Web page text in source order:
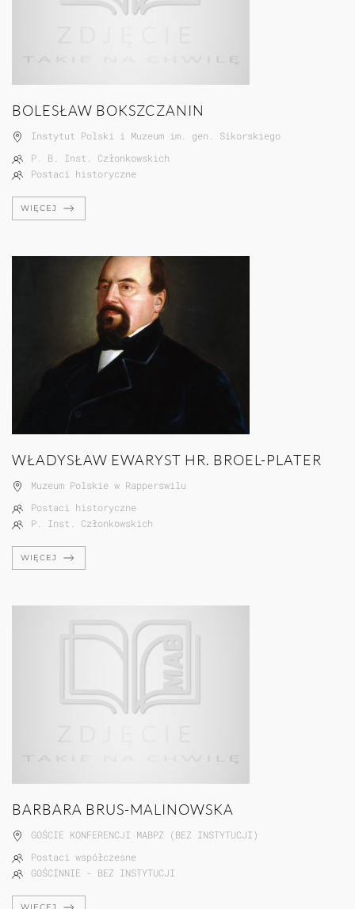
BOLESŁAW BOKSZCZANIN
Instytut Polski i Muzeum im. gen. Sikorskiego
P. B. Inst. Członkowskich
Postaci historyczne
WIĘCEJ
WŁADYSŁAW EWARYST HR. BROEL-PLATER
Muzeum Polskie w Rapperswilu
Postaci historyczne
P. Inst. Członkowskich
WIĘCEJ
BARBARA BRUS-MALINOWSKA
GOŚCIE KONFERENCJI MABPZ (BEZ INSTYTUCJI)
Postaci współczesne
GOŚCINNIE - BEZ INSTYTUCJI
WIĘCEJ